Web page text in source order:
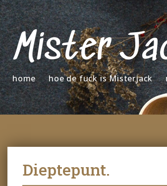
Mister
home hoe de fuck is Misterjack
Dieptepunt.